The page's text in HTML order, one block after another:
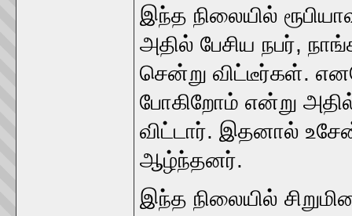
இந்த நிலையில்
அதில் பேசிய நபர்,
சென்று விட்டீர்கள்.
போகிறோம் என்று அதில்
விட்டார். இதனால்
ஆழ்ந்தனர்.
இந்த நிலையில்